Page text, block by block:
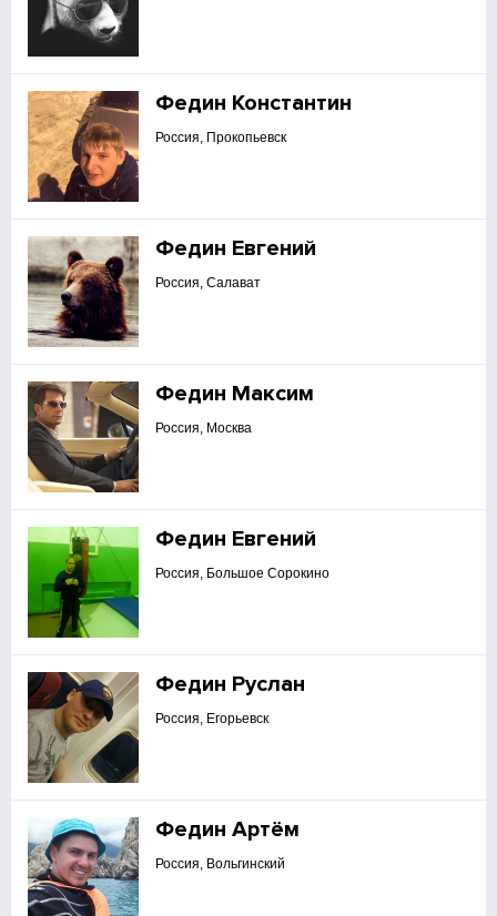
Федин Константин
Россия, Прокопьевск
Федин Евгений
Россия, Салават
Федин Максим
Россия, Москва
Федин Евгений
Россия, Большое Сорокино
Федин Руслан
Россия, Егорьевск
Федин Артём
Россия, Вольгинский